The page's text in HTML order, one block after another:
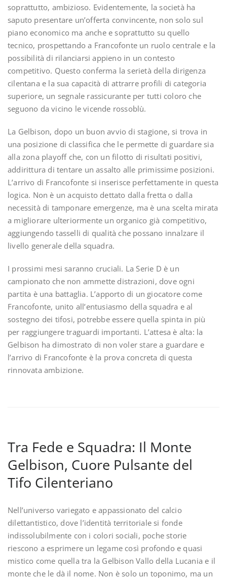
soprattutto, ambizioso. Evidentemente, la società ha
saputo presentare un’offerta convincente, non solo sul
piano economico ma anche e soprattutto su quello
tecnico, prospettando a Francofonte un ruolo centrale e la
possibilità di rilanciarsi appieno in un contesto
competitivo. Questo conferma la serietà della dirigenza
cilentana e la sua capacità di attrarre profili di categoria
superiore, un segnale rassicurante per tutti coloro che
seguono da vicino le vicende rossoblù.
La Gelbison, dopo un buon avvio di stagione, si trova in
una posizione di classifica che le permette di guardare sia
alla zona playoff che, con un filotto di risultati positivi,
addirittura di tentare un assalto alle primissime posizioni.
L’arrivo di Francofonte si inserisce perfettamente in questa
logica. Non è un acquisto dettato dalla fretta o dalla
necessità di tamponare emergenze, ma è una scelta mirata
a migliorare ulteriormente un organico già competitivo,
aggiungendo tasselli di qualità che possano innalzare il
livello generale della squadra.
I prossimi mesi saranno cruciali. La Serie D è un
campionato che non ammette distrazioni, dove ogni
partita è una battaglia. L’apporto di un giocatore come
Francofonte, unito all’entusiasmo della squadra e al
sostegno dei tifosi, potrebbe essere quella spinta in più
per raggiungere traguardi importanti. L’attesa è alta: la
Gelbison ha dimostrato di non voler stare a guardare e
l’arrivo di Francofonte è la prova concreta di questa
rinnovata ambizione.
Tra Fede e Squadra: Il Monte
Gelbison, Cuore Pulsante del
Tifo Cilenteriano
Nell’universo variegato e appassionato del calcio
dilettantistico, dove l’identità territoriale si fonde
indissolubilmente con i colori sociali, poche storie
riescono a esprimere un legame così profondo e quasi
mistico come quella tra la Gelbison Vallo della Lucania e il
monte che le dà il nome. Non è solo un toponimo, ma un